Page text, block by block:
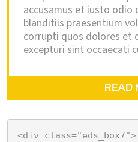
accusamus et iusto odio
blanditiis praesentium
corrupti quos dolores et
excepturi sint occaecati
READ
<div class="eds_box7">